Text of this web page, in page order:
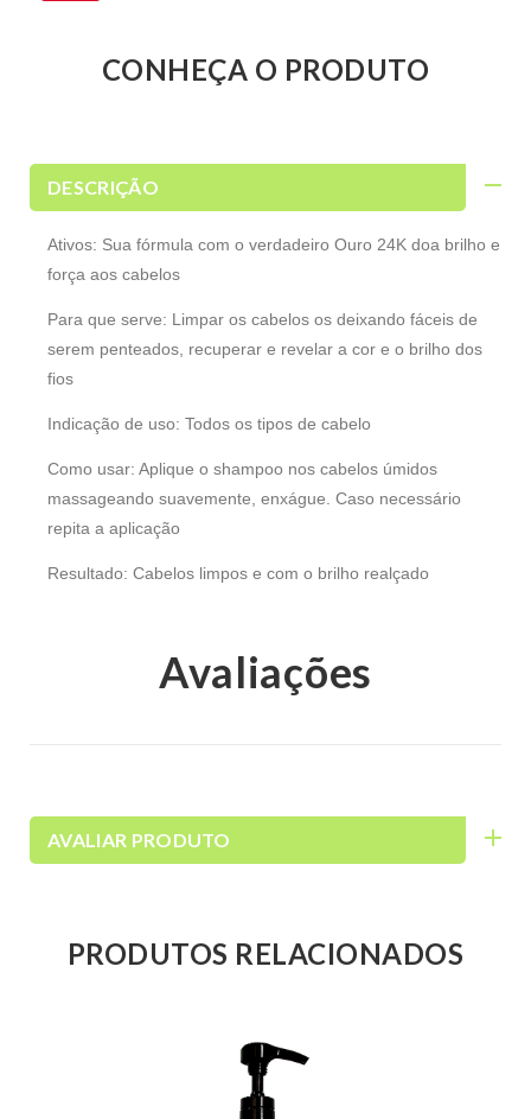
CONHEÇA O PRODUTO
DESCRIÇÃO
Ativos: Sua fórmula com o verdadeiro Ouro 24K doa brilho e
força aos cabelos
Para que serve: Limpar os cabelos os deixando fáceis de
serem penteados, recuperar e revelar a cor e o brilho dos
fios
Indicação de uso: Todos os tipos de cabelo
Como usar: Aplique o shampoo nos cabelos úmidos
massageando suavemente, enxágue. Caso necessário
repita a aplicação
Resultado: Cabelos limpos e com o brilho realçado
Avaliações
AVALIAR PRODUTO
PRODUTOS RELACIONADOS